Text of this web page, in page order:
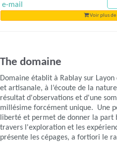
e-mail
Voir plus de
The domaine
Domaine établit à Rablay sur
et artisanale, à l’écoute de la
résultat d'observations et d'une
millésime forcément unique. Une
liberté et permet de donner la
travers l'exploration et les
présente les cépages, a fortiori le